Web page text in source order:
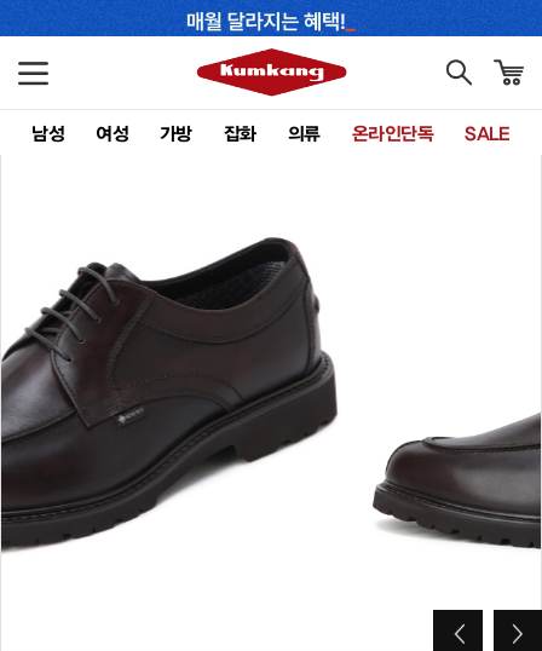
남성 여성 가방 잡화 의류 온라인단독 SALE